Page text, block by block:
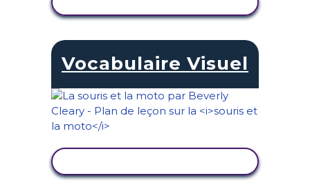
Vocabulaire Visuel